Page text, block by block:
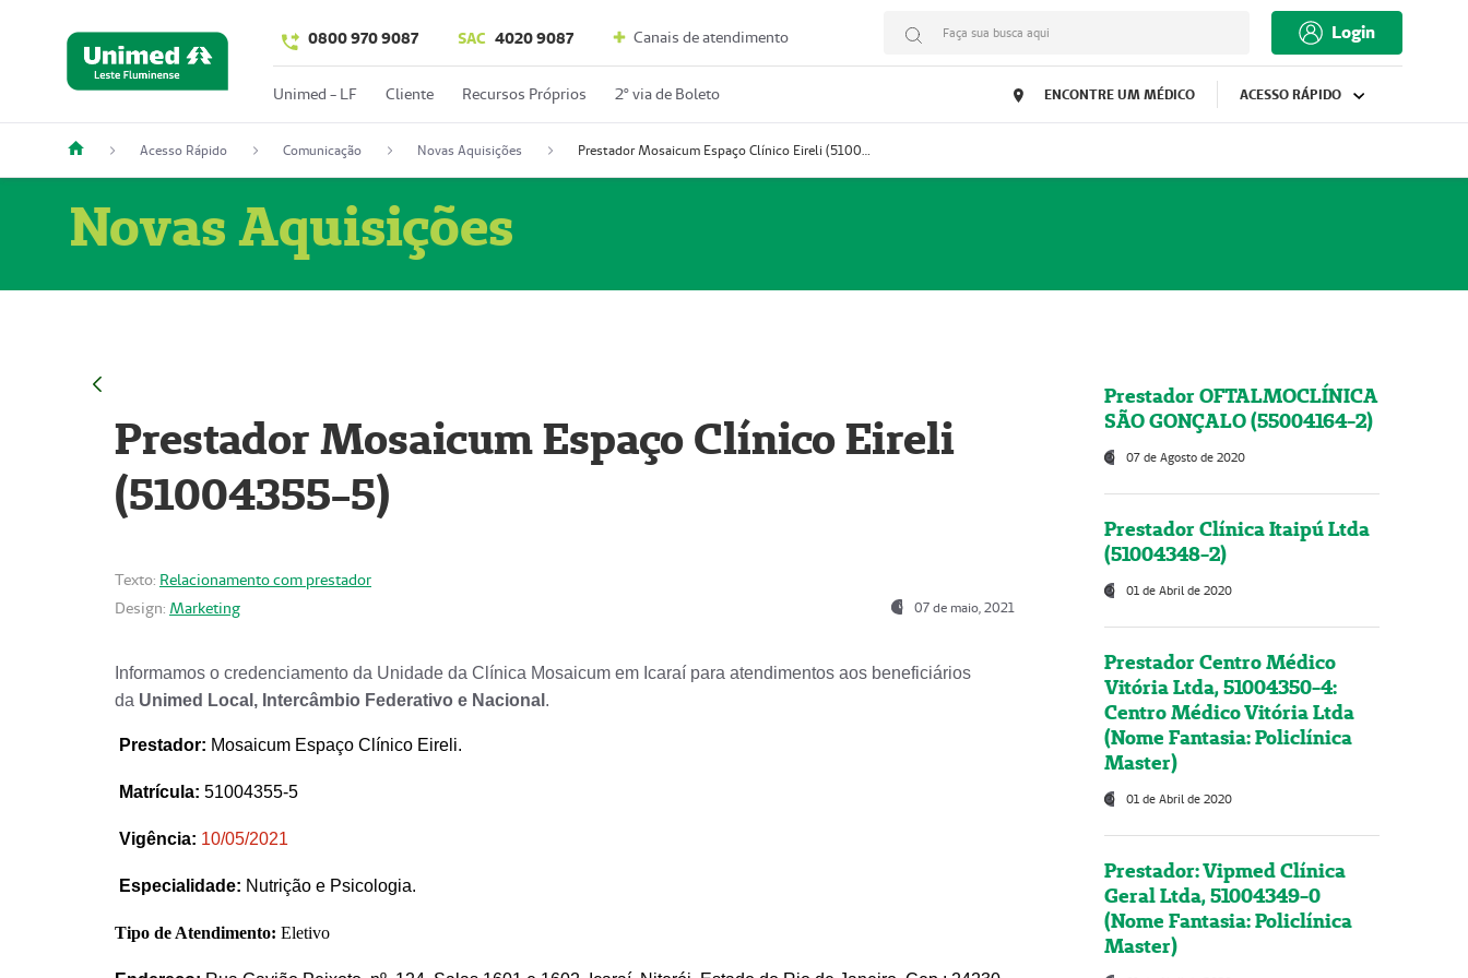
0800 970 9087 SAC 4020 9087 Canais de atendimento Faça sua busca aqui Login
Unimed - LF Cliente Recursos Próprios 2º via de Boleto ENCONTRE UM MÉDICO ACESSO RÁPIDO
Acesso Rápido Comunicação Novas Aquisições Prestador Mosaicum Espaço Clínico Eireli (51004355-5)
Novas Aquisições
Prestador Mosaicum Espaço Clínico Eireli
(51004355-5)
Texto: Relacionamento com prestador
Design: Marketing 07 de maio, 2021
Informamos o credenciamento da Unidade da Clínica Mosaicum em Icaraí para atendimentos aos beneficiários
da Unimed Local, Intercâmbio Federativo e Nacional .
Prestador: Mosaicum Espaço Clínico Eireli.
Matrícula: 51004355-5
Vigência: 10/05/2021
Especialidade: Nutrição e Psicologia.
Tipo de Atendimento: Eletivo
Prestador OFTALMOCLÍNICA
SÃO GONÇALO (55004164-2)
07 de Agosto de 2020
Prestador Clínica Itaipú Ltda
(51004348-2)
01 de Abril de 2020
Prestador Centro Médico
Vitória Ltda, 51004350-4:
Centro Médico Vitória Ltda
(Nome Fantasia: Policlínica
Master)
01 de Abril de 2020
Prestador: Vipmed Clínica
Geral Ltda, 51004349-0
(Nome Fantasia: Policlínica
Master)